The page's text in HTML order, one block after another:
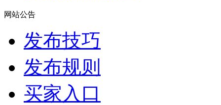
网站公告
发布技巧
发布规则
买家入口